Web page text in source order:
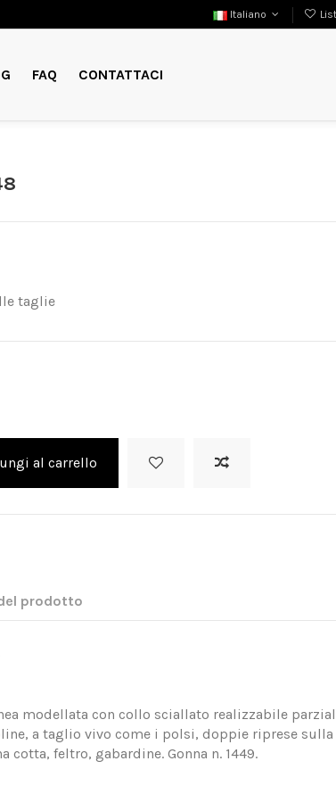
Italiano
FAQ
CONTATTACI
taglie
al carrello
prodotto
modellata con collo sciallato realizzabile
a taglio vivo come i polsi, doppie riprese sulla
cotta, feltro, gabardine. Gonna n. 1449.